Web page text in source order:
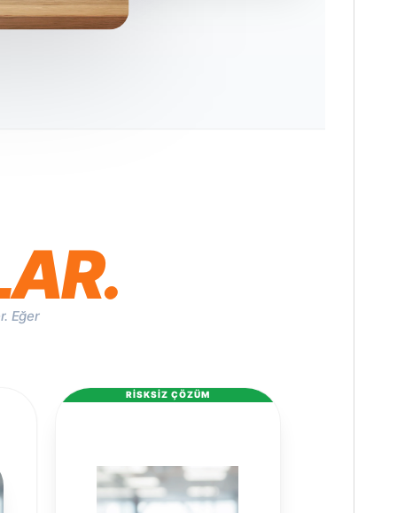
Eğer
RİSKSİZ ÇÖZÜM